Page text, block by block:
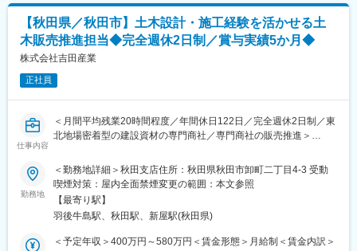
■今後の展望：
◎新築の住宅着工件数が減る中でも、リフォーム部門は売上を伸
ばしています。特に不動産の買取再販事業は、今後ますます強化
しなければならない事業です。施工管理職と営業マンのタッグで
受注を強化していきます。
と3つの課に分かれ、それぞれ2～4名程度のグループが拠点の規
模に応じて複数有ります。商材や業界の知識については先輩との
同行を通じて習得いただきます。また、月間の平均残業時間は20
時間程度と安定した環境での就業が可能です。
■当社の特徴：当社は東北一円を中核に地域に密着した建設資材総
合商社です。建設資材とは住宅やビル等の建築物および道路や橋
梁等の土木構造物を建設するために用いる資材のことです。当社
では、一般住宅等に関わる資材・工事を扱う「住宅部門」と学校
や病院、ビル等に関わる資材・工事を扱う「建築部門」、道路や
橋梁、公園整備等に関わる資材・工事を扱う「土木部門」の3つの
生かして幅広い事業展開をしています。
変更の範囲：会社の定める業務
【秋田県／秋田市】土木設計・施工経験を活かせる土
木販売推進担当◆完全週休2日制／賞与実績5か月◆
株式会社吉田産業
正社員
仕事内容
＜月間平均残業20時間程度／年間休日122日／完全週休2日制／東
北地場密着型の建設資材の専門商社／専門商社の販売推進＞
業務を行っていただきます。
販売推進業務とは、土木課の営業担当が受注活動をスムーズに行
えるように、設計図面へのスペックイン活動や関係各所との関係
性構築から入札情報に関する情報収集などを行っていただく業務
です。
勤務地
＜勤務地詳細＞秋田支店住所：秋田県秋田市卸町二丁目4-3 受動
喫煙対策：屋内全面禁煙変更の範囲：本文参照
【最寄り駅】
羽後牛島駅、秋田駅、新屋駅(秋田県)
＜予定年収＞400万円～580万円＜賃金形態＞月給制＜賃金内訳＞